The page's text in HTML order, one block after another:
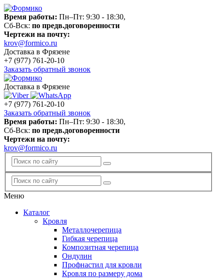
Время работы: Пн–Пт: 9:30 - 18:30,
Сб-Вск: по предв.договоренности
Чертежи на почту:
krov@formico.ru
Доставка в Фрязене
+7 (977) 761-20-10
Заказать обратный звонок
Доставка в Фрязене
+7 (977) 761-20-10
Заказать обратный звонок
Время работы: Пн–Пт: 9:30 - 18:30,
Сб-Вск: по предв.договоренности
Чертежи на почту:
krov@formico.ru
Меню
Каталог
Кровля
Металлочерепица
Гибкая черепица
Композитная черепица
Ондулин
Профнастил для кровли
Кровля по размеру дома